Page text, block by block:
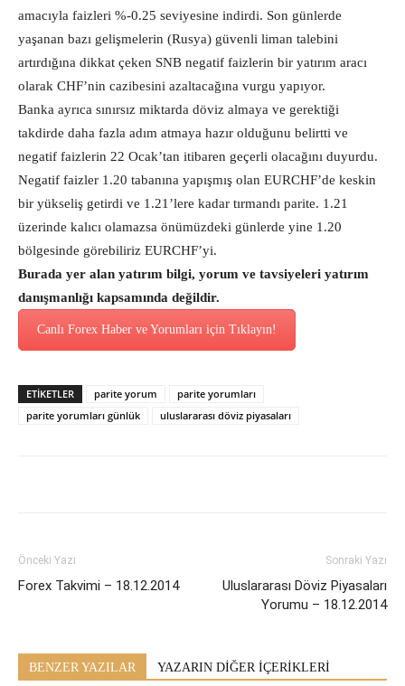
amacıyla faizleri %-0.25 seviyesine indirdi. Son günlerde
yaşanan bazı gelişmelerin (Rusya) güvenli liman talebini
artırdığına dikkat çeken SNB negatif faizlerin bir yatırım aracı
olarak CHF’nin cazibesini azaltacağına vurgu yapıyor.
Banka ayrıca sınırsız miktarda döviz almaya ve gerektiği
takdirde daha fazla adım atmaya hazır olduğunu belirtti ve
negatif faizlerin 22 Ocak’tan itibaren geçerli olacağını duyurdu.
Negatif faizler 1.20 tabanına yapışmış olan EURCHF’de keskin
bir yükseliş getirdi ve 1.21’lere kadar tırmandı parite. 1.21
üzerinde kalıcı olamazsa önümüzdeki günlerde yine 1.20
bölgesinde görebiliriz EURCHF’yi.
Burada yer alan yatırım bilgi, yorum ve tavsiyeleri yatırım
danışmanlığı kapsamında değildir.
Canlı Forex Haber ve Yorumları için Tıklayın!
ETİKETLER parite yorum
parite yorumları
parite yorumları günlük
uluslararası döviz piyasaları
Önceki Yazı
Forex Takvimi – 18.12.2014
Sonraki Yazı
Uluslararası Döviz Piyasaları
Yorumu – 18.12.2014
BENZER YAZILAR YAZARIN DİĞER İÇERİKLERİ